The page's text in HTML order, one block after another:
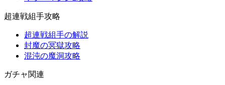
超連戦組手攻略
超連戦組手の解説
封魔の冥獄攻略
混沌の魔洞攻略
ガチャ関連